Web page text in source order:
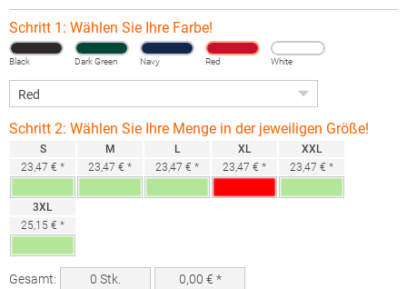
Schritt 1: Wählen Sie Ihre Farbe!
Black Dark Green Navy Red White
Schritt 2: Wählen Sie Ihre Menge in der jeweiligen Größe!
S
23,47 € *
M
23,47 € *
L
23,47 € *
XL
23,47 € *
XXL
23,47 € *
3XL
25,15 € *
Gesamt: 0 Stk. 0,00 € *